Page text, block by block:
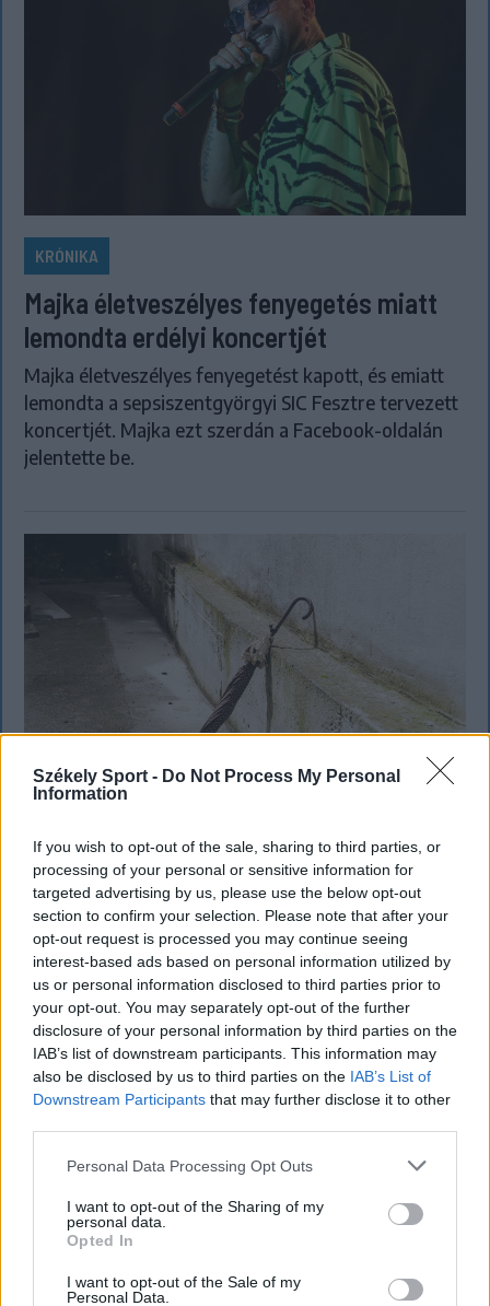
Székely Sport - Do Not Process My Personal
Information
If you wish to opt-out of the sale, sharing to third parties, or
processing of your personal or sensitive information for
targeted advertising by us, please use the below opt-out
section to confirm your selection. Please note that after your
opt-out request is processed you may continue seeing
interest-based ads based on personal information utilized by
us or personal information disclosed to third parties prior to
your opt-out. You may separately opt-out of the further
disclosure of your personal information by third parties on the
IAB’s list of downstream participants. This information may
also be disclosed by us to third parties on the IAB’s List of
Downstream Participants that may further disclose it to other
Personal Data Processing Opt Outs
I want to opt-out of the Sharing of my
personal data.
Opted In
I want to opt-out of the Sale of my
Personal Data.
KRÓNIKA
Majka életveszélyes fenyegetés miatt
lemondta erdélyi koncertjét
Majka életveszélyes fenyegetést kapott, és emiatt
lemondta a sepsiszentgyörgyi SIC Fesztre tervezett
koncertjét. Majka ezt szerdán a Facebook-oldalán
jelentette be.
KRÓNIKA
Záporok, zivatarok hoznak felfrissülést
a kánikula után – kéthetes időjárás-
előrejelzés
Csütörtök-péntekig tovább melegszik az idő
Románia legtöbb régiójában, ahol kánikulára és
fokozott hőterhelésre kell számítani, utána azonban
fokozatos lehűlés kezdődik, és nő a záporok,
zivatarok valószínűsége.